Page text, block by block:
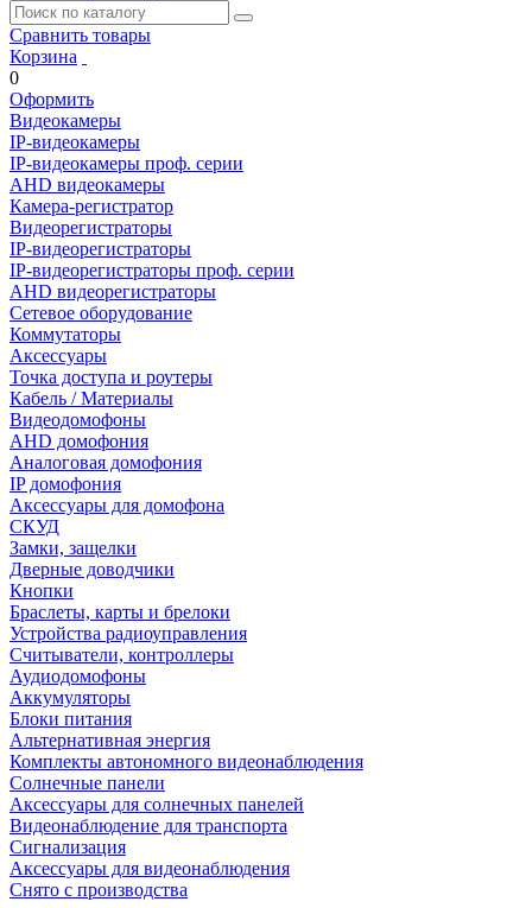
Сравнить товары
Корзина
0
Оформить
Видеокамеры
IP-видеокамеры
IP-видеокамеры проф. серии
AHD видеокамеры
Камера-регистратор
Видеорегистраторы
IP-видеорегистраторы
IP-видеорегистраторы проф. серии
AHD видеорегистраторы
Сетевое оборудование
Коммутаторы
Аксессуары
Точка доступа и роутеры
Кабель / Материалы
Видеодомофоны
AHD домофония
Аналоговая домофония
IP домофония
Аксессуары для домофона
СКУД
Замки, защелки
Дверные доводчики
Кнопки
Браслеты, карты и брелоки
Устройства радиоуправления
Считыватели, контроллеры
Аудиодомофоны
Аккумуляторы
Блоки питания
Альтернативная энергия
Комплекты автономного видеонаблюдения
Солнечные панели
Аксессуары для солнечных панелей
Видеонаблюдение для транспорта
Сигнализация
Аксессуары для видеонаблюдения
Снято с производства